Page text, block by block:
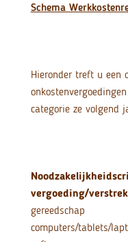
Schema
Hieronder treft u een
categorie ze volgend
vergoeding/
gereedschap
computers/tablets/